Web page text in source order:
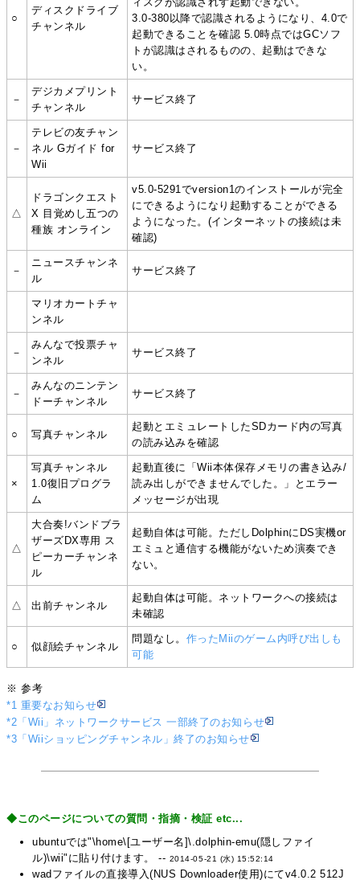
○
ディスクドライブ
チャンネル
3.0-380以降で認識されるようになり、4.0で
起動できることを確認 5.0時点ではGCソフ
トが認識はされるものの、起動はできな
い。
－
デジカメプリント
チャンネル
サービス終了
－
テレビの友チャン
ネル Gガイド for
Wii
サービス終了
△
ドラゴンクエスト
X 目覚めし五つの
種族 オンライン
v5.0-5291でversion1のインストールが完全
にできるようになり起動することができる
ようになった。(インターネットの接続は未
確認)
－
ニュースチャンネ
ル
サービス終了
マリオカートチャ
ンネル
－
みんなで投票チャ
ンネル
サービス終了
－
みんなのニンテン
ドーチャンネル
サービス終了
○ 写真チャンネル
起動とエミュレートしたSDカード内の写真
の読み込みを確認
×
写真チャンネル
1.0復旧プログラ
ム
起動直後に「Wii本体保存メモリの書き込み/
読み出しができませんでした。」とエラー
メッセージが出現
△
大合奏!バンドブラ
ザーズDX専用 ス
ピーカーチャンネ
ル
起動自体は可能。ただしDolphinにDS実機or
エミュと通信する機能がないため演奏でき
ない。
△ 出前チャンネル
起動自体は可能。ネットワークへの接続は
未確認
○ 似顔絵チャンネル
問題なし。 作ったMiiのゲーム内呼び出しも
可能
※ 参考
*1 重要なお知らせ
*2「Wii」ネットワークサービス 一部終了のお知らせ
*3「Wiiショッピングチャンネル」終了のお知らせ
◆このページについての質問・指摘・検証 etc...
ubuntuでは"\home\[ユーザー名]\.dolphin-emu(隠しファイ
ル)\wii"に貼り付けます。 -- 2014-05-21 (水) 15:52:14
wadファイルの直接導入(NUS Downloader使用)にてv4.0.2 512J